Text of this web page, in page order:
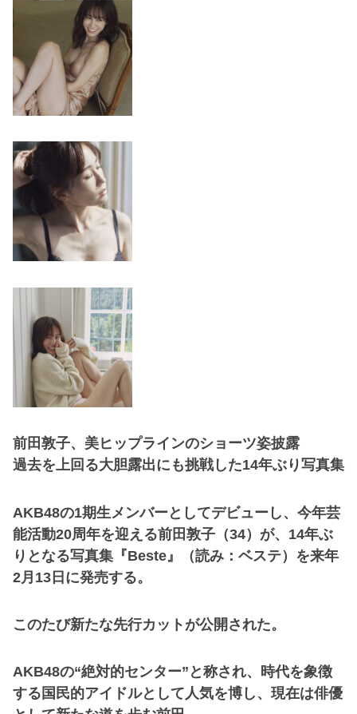
前田敦子、美ヒップラインのショーツ姿披露
過去を上回る大胆露出にも挑戦した14年ぶり写真集
AKB48の1期生メンバーとしてデビューし、今年芸
能活動20周年を迎える前田敦子（34）が、14年ぶ
りとなる写真集『Beste』（読み：ベステ）を来年
2月13日に発売する。
このたび新たな先行カットが公開された。
AKB48の“絶対的センター”と称され、時代を象徴
する国民的アイドルとして人気を博し、現在は俳優